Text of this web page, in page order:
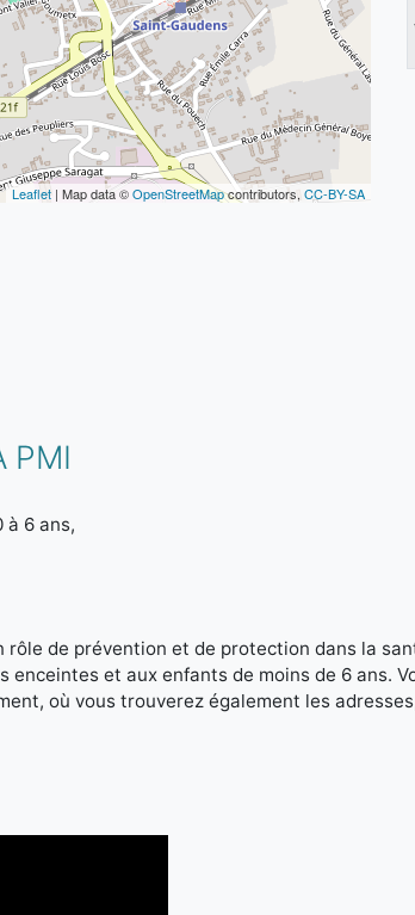
Leaflet | Map data ©OpenStreetMapcontributors, CC-BY-SA
PMI
à 6 ans,
de prévention et de protection dans la
et aux enfants de moins de 6 ans.
où vous trouverez également les